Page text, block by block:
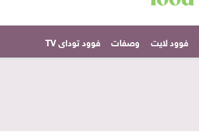
فوود لايت وصفات فوود توداى TV